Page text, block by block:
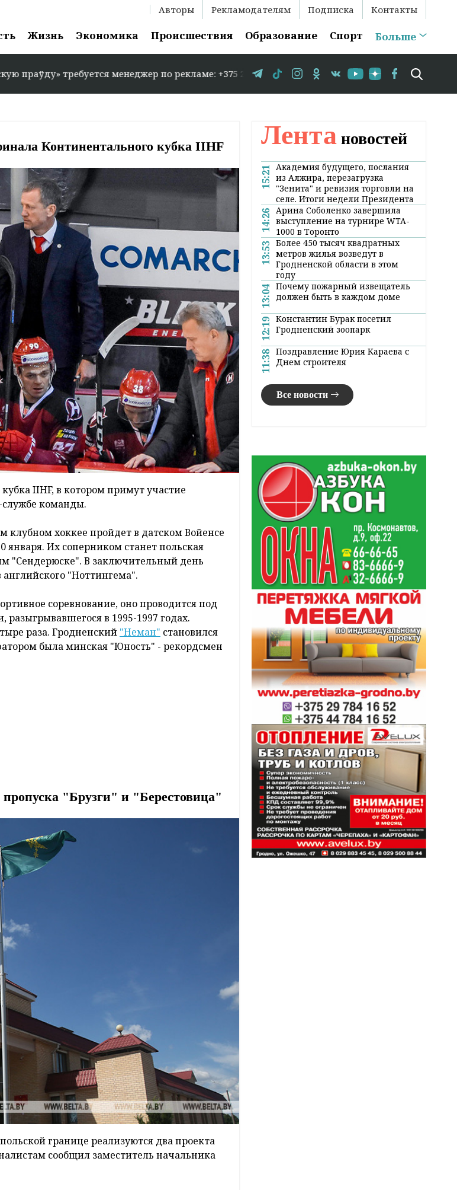
Авторы Рекламодателям Подписка Контакты
Жизнь Экономика Происшествия Образование Спорт Больше
требуется менеджер по рекламе: +375 29 583-35-86 // В Гродно временно закрывается
Континентального кубка IIHF
IIHF, в котором примут участие
службе команды.
клубном хоккее пройдет в датском Войенсе
января. Их соперником станет польская
"Сендерюске". В заключительный день
"Ноттингема".
соревнование, оно проводится под
в 1995-1997 годах.
раза. Гродненский "Неман" становился
была минская "Юность" - рекордсмен
"Брузги" и "Берестовица"
границе реализуются два проекта
сообщил заместитель начальника
Лента новостей
15:21
Академия будущего, послания
из Алжира, перезагрузка
"Зенита" и ревизия торговли на
селе. Итоги недели Президента
14:26
Арина Соболенко завершила
выступление на турнире WTA-
1000 в Торонто
13:53 Более 450 тысяч квадратных
метров жилья возведут в
Гродненской области в этом
году
13:04 Почему пожарный извещатель
должен быть в каждом доме
12:19 Константин Бурак посетил
Гродненский зоопарк
11:38 Поздравление Юрия Караева с
Днем строителя
Все новости